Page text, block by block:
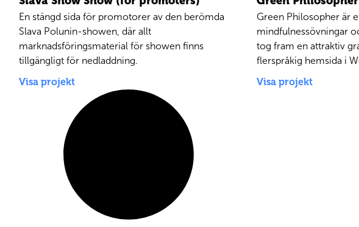
En stängd sida för promotorer av den berömda
Slava Polunin-showen, där allt
marknadsföringsmaterial för showen finns
tillgängligt för nedladdning.
Visa projekt
Green Philosopher är
mindfulnessövningar
tog fram en attraktiv
flerspråkig hemsida i
Visa projekt